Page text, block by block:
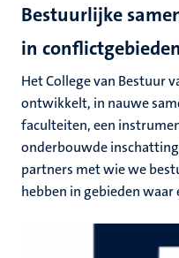
Bestuurlijke
in conflictgebieden
Het College van Bestuur
ontwikkelt, in nauwe
faculteiten, een
onderbouwde
partners met wie we
hebben in gebieden waar